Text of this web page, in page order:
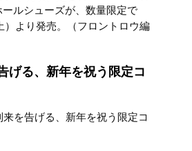
ールシューズが、数量限定で
）より発売。（フロントロウ編
げる、新年を祝う限定コ